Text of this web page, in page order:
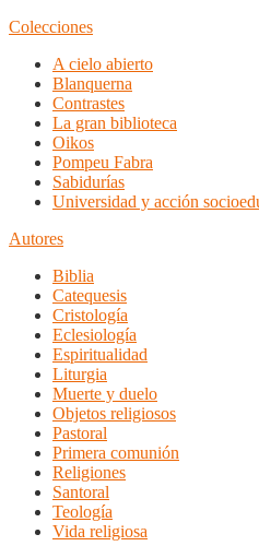
Colecciones
A cielo abierto
Blanquerna
Contrastes
La gran biblioteca
Oikos
Pompeu Fabra
Sabidurías
Universidad y acción
Autores
Biblia
Catequesis
Cristología
Eclesiología
Espiritualidad
Liturgia
Muerte y duelo
Objetos religiosos
Pastoral
Primera comunión
Religiones
Santoral
Teología
Vida religiosa